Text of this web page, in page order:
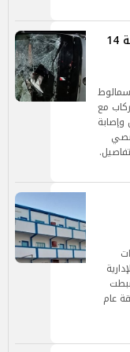
مأساة على طريق الصعيد.. مصرع 8 وإصابة 14
مع
عن مصرع 8 أشخاص وإصابة
عام